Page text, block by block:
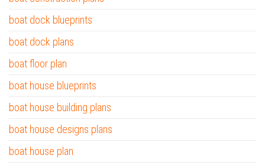
boat dock blueprints
boat dock plans
boat floor plan
boat house blueprints
boat house building plans
boat house designs plans
boat house plan